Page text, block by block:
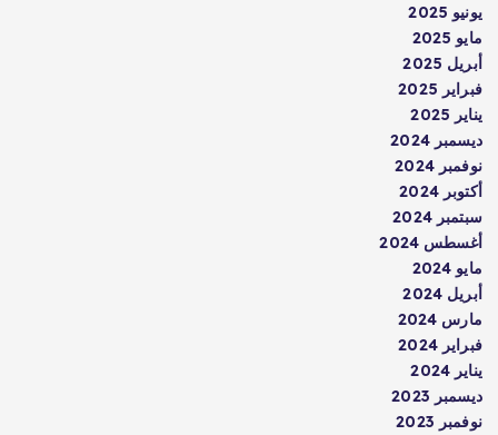
يونيو 2025
مايو 2025
أبريل 2025
فبراير 2025
يناير 2025
ديسمبر 2024
نوفمبر 2024
أكتوبر 2024
سبتمبر 2024
أغسطس 2024
مايو 2024
أبريل 2024
مارس 2024
فبراير 2024
يناير 2024
ديسمبر 2023
نوفمبر 2023